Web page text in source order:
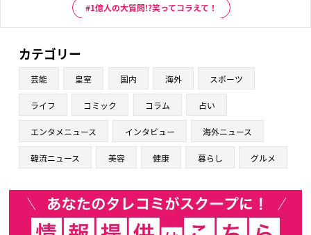
1億人の大質問!?笑ってコラえて！
カテゴリー
芸能 皇室 国内 海外 スポーツ
ライフ コミック コラム 占い
エンタメニュース インタビュー 海外ニュース
韓流ニュース 美容 健康 暮らし グルメ